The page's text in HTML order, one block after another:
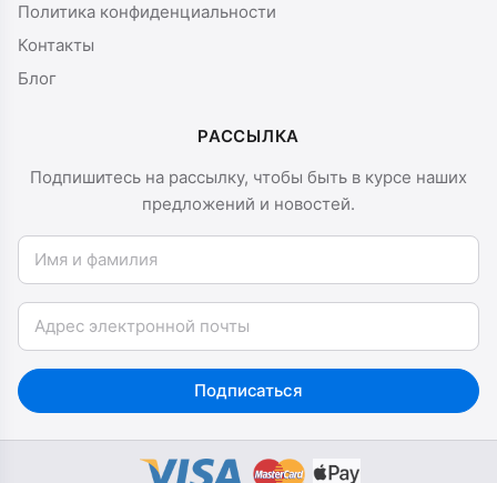
Политика конфиденциальности
Контакты
Блог
РАССЫЛКА
Подпишитесь на рассылку, чтобы быть в курсе наших
предложений и новостей.
Имя и фамилия
Email
Подписаться